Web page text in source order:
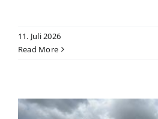
11. Juli 2026
Read More